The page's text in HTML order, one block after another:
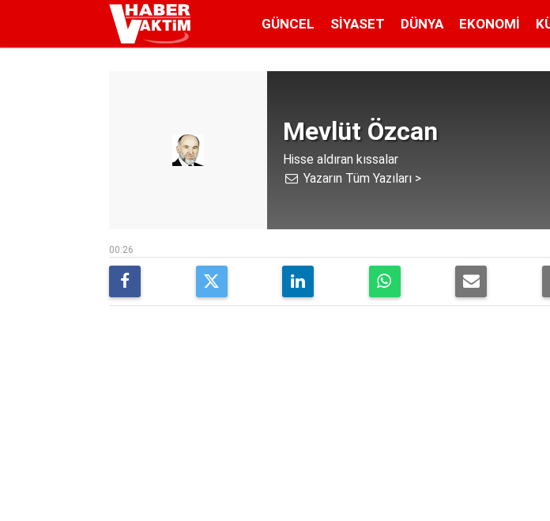
GÜNCEL SIYASET DÜNYA EKONOMI
Mevlüt Özcan
Hisse aldıran kıssalar
Yazarın Tüm Yazıları >
00:26